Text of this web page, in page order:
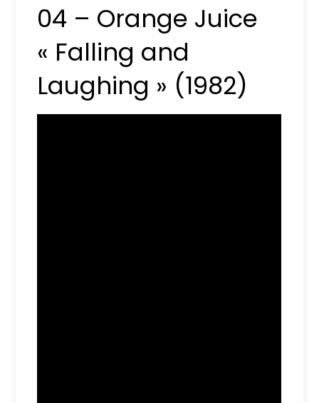
04 – Orange Juice
« Falling and
Laughing » (1982)